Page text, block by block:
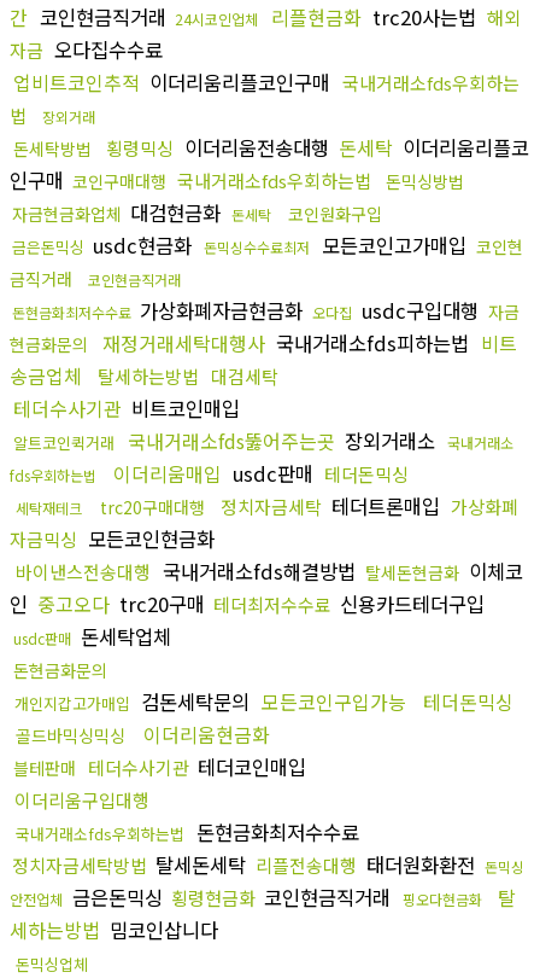
간 코인현금직거래 24시코인업체 리플현금화 trc20사는법 해외
자금 오다집수수료
업비트코인추적 이더리움리플코인구매 국내거래소fds우회하는
법
장외거래
돈세탁방법 횡령믹싱 이더리움전송대행 돈세탁 이더리움리플코
인구매 코인구매대행 국내거래소fds우회하는법
돈믹싱방법
자금현금화업체 대검현금화 돈세탁 코인원화구입
금은돈믹싱 usdc현금화 돈믹싱수수료최저 모든코인고가매입 코인현
금직거래
코인현금직거래
돈현금화최저수수료 가상화폐자금현금화 오다집 usdc구입대행 자금
현금화문의
재정거래세탁대행사 국내거래소fds피하는법 비트
송금업체
탈세하는방법 대검세탁
테더수사기관 비트코인매입
알트코인퀵거래 국내거래소fds뚫어주는곳 장외거래소 국내거래소
fds우회하는법
이더리움매입 usdc판매 테더돈믹싱
세탁재테크 trc20구매대행 정치자금세탁 테더트론매입 가상화폐
자금믹싱 모든코인현금화
바이낸스전송대행 국내거래소fds해결방법 탈세돈현금화 이체코
인 중고오다 trc20구매 테더최저수수료 신용카드테더구입
usdc판매 돈세탁업체
돈현금화문의
개인지갑고가매입 검돈세탁문의 모든코인구입가능 테더돈믹싱
골드바믹싱믹싱 이더리움현금화
블테판매 테더수사기관 테더코인매입
이더리움구입대행
국내거래소fds우회하는법 돈현금화최저수수료
정치자금세탁방법 탈세돈세탁 리플전송대행 태더원화환전 돈믹싱
안전업체 금은돈믹싱 횡령현금화 코인현금직거래 핑오다현금화
탈
세하는방법 밈코인삽니다
돈믹싱업체